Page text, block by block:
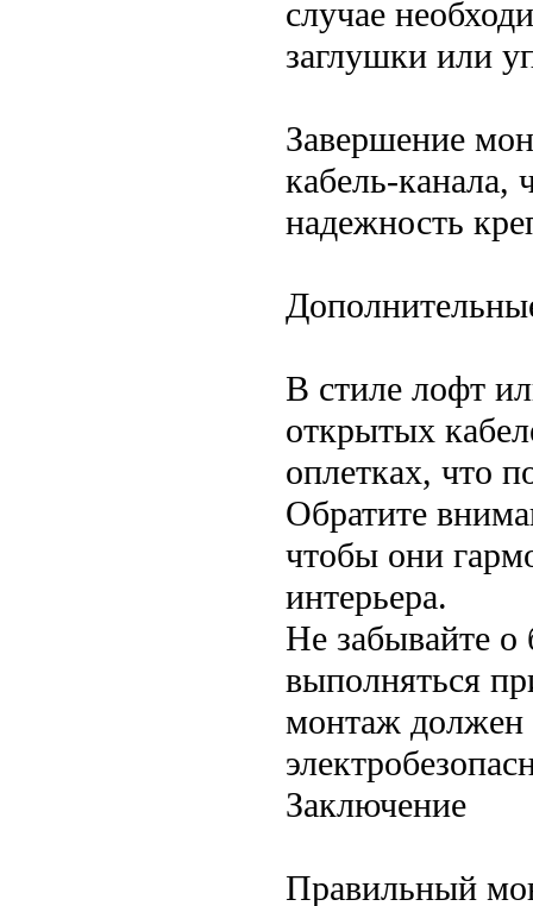
случае
заглушки или
Завершение
кабель-канала,
надежность
В стиле лофт
открытых
оплетках, что
Обратите
чтобы они
интерьера.
Не забывайте о
выполняться
монтаж должен
Заключение
Правильный